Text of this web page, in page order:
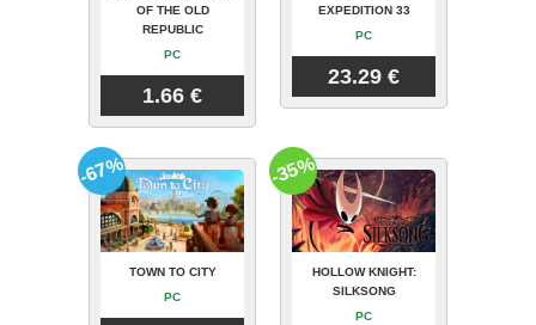
OF THE OLD
REPUBLIC
PC
1.66 €
EXPEDITION 33
PC
23.29 €
TOWN TO CITY
PC
-67%
HOLLOW KNIGHT:
SILKSONG
PC
-35%